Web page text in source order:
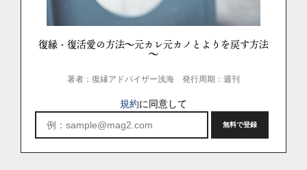
復縁・復活愛の方法～元カレ元カノとよりを戻す方法
～
著者：復縁アドバイザー浅海 発行周期：週刊
規約に同意して